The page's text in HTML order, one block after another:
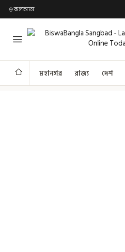
কলকাতা
মহানগর রাজ্য দেশ